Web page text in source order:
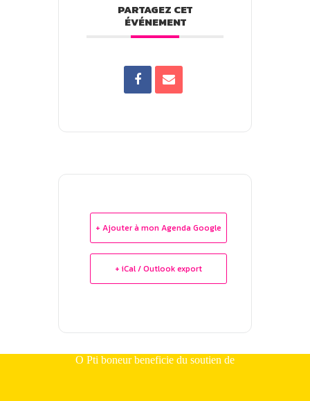
PARTAGEZ CET
ÉVÉNEMENT
+ Ajouter à mon Agenda Google
+ iCal / Outlook export
O Pti boneur beneficie du soutien de